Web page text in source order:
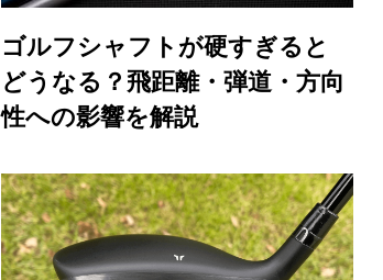
ゴルフシャフトが硬すぎると
どうなる？飛距離・弾道・方向
性への影響を解説